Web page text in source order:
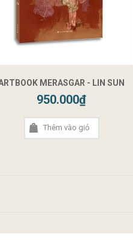
MERASGAR - LIN SUN
950.000₫
Thêm vào giỏ